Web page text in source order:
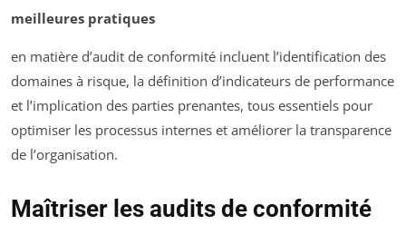
meilleures pratiques
en matière d’audit de conformité incluent l’identification des
domaines à risque, la définition d’indicateurs de performance
et l’implication des parties prenantes, tous essentiels pour
optimiser les processus internes et améliorer la transparence
de l’organisation.
Maîtriser les audits de conformité